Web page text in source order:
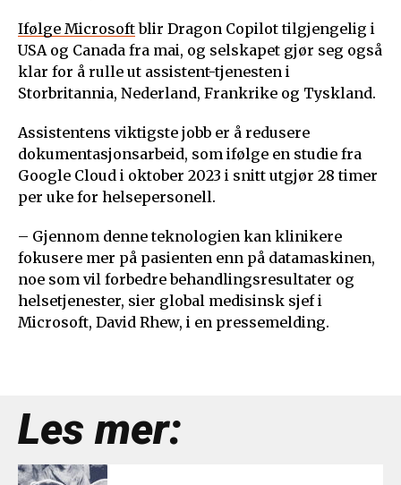
Ifølge Microsoftblir Dragon Copilot tilgjengelig i
USA og Canada fra mai, og selskapet gjør seg også
klar for å rulle ut assistent-tjenesten i
Storbritannia, Nederland, Frankrike og Tyskland.
Assistentens viktigste jobb er å redusere
dokumentasjonsarbeid, som ifølge en studie fra
Google Cloud i oktober 2023 i snitt utgjør 28 timer
per uke for helsepersonell.
– Gjennom denne teknologien kan klinikere
fokusere mer på pasienten enn på datamaskinen,
noe som vil forbedre behandlingsresultater og
helsetjenester, sier global medisinsk sjef i
Microsoft, David Rhew, i en pressemelding.
Les mer: